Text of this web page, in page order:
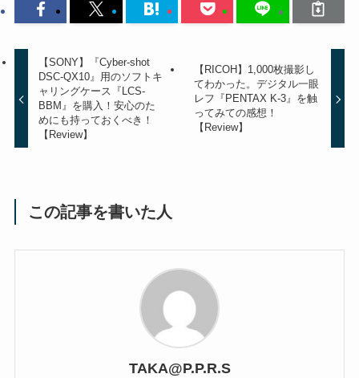
【SONY】『Cyber-shot
DSC-QX10』用のソフトキ
ャリングケース『LCS-
BBM』を購入！安心のた
めにも持っておくべき！
【Review】
【RICOH】1,000枚撮影し
てわかった。デジタル一眼
レフ『PENTAX K-3』を触
ってみての感想！
【Review】
この記事を書いた人
TAKA@P.P.R.S